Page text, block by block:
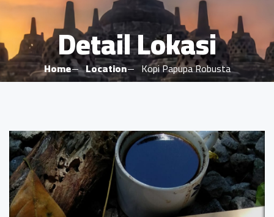
Detail Lokasi
Home Location Kopi Papupa Robusta